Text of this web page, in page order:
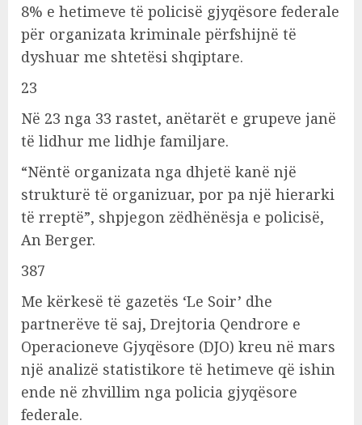
8% e hetimeve të policisë gjyqësore federale
për organizata kriminale përfshijnë të
dyshuar me shtetësi shqiptare.
23
Në 23 nga 33 rastet, anëtarët e grupeve janë
të lidhur me lidhje familjare.
“Nëntë organizata nga dhjetë kanë një
strukturë të organizuar, por pa një hierarki
të rreptë”, shpjegon zëdhënësja e policisë,
An Berger.
387
Me kërkesë të gazetës ‘Le Soir’ dhe
partnerëve të saj, Drejtoria Qendrore e
Operacioneve Gjyqësore (DJO) kreu në mars
një analizë statistikore të hetimeve që ishin
ende në zhvillim nga policia gjyqësore
federale.